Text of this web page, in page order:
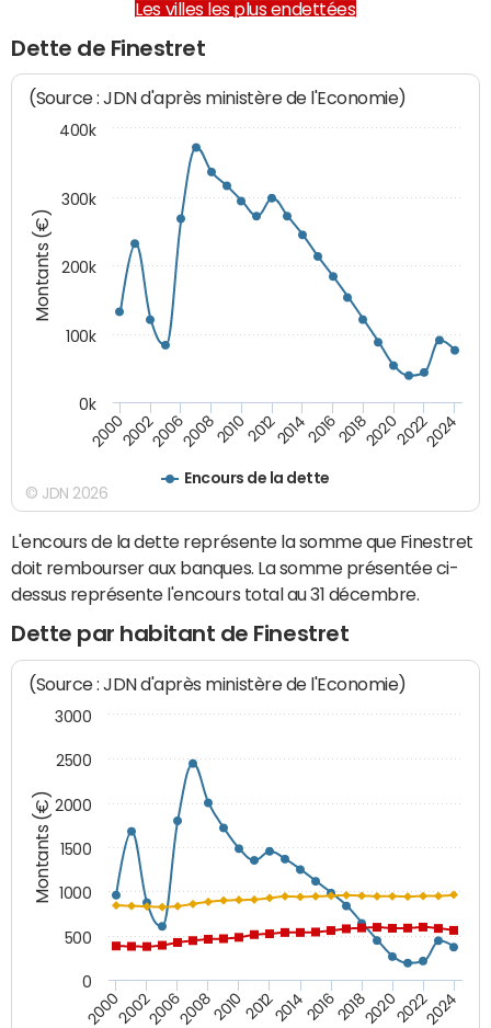
Les villes les plus endettées
Dette de Finestret
Montants (€)
(Source : JDN d'après ministère de l'Economie)
Encours de la dette
200020022006200820102012201420162018202020222024
0k
100k
200k
300k
400k
© JDN 2026
L'encours de la dette représente la somme que Finestret
doit rembourser aux banques. La somme présentée ci-
dessus représente l'encours total au 31 décembre.
Dette par habitant de Finestret
Montants (€)
(Source : JDN d'après ministère de l'Economie)
200020022006200820102012201420162018202020222024
0
500
1000
1500
2000
2500
3000